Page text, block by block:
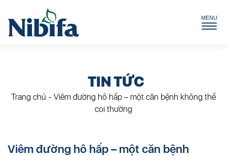
TIN TỨC
Trang chủ - Viêm đường hô hấp – một căn bệnh không thể
coi thường
Viêm đường hô hấp – một căn bệnh